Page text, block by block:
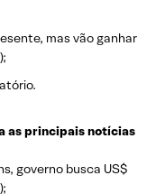
mas vão ganhar
as principais notícias
governo busca US$